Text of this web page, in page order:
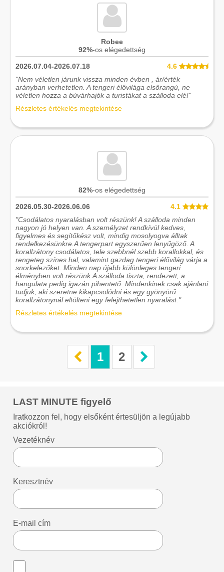
Robee
92%-os elégedettség
2026.07.04-2026.07.18
4.6
"Nem véletlen járunk vissza minden évben , ár/érték
arányban verhetetlen. A tengeri élővilága elsőrangú, ne
véletlen hozza a búvárhajók a turistákat a szálloda elé!"
Részletes értékelés megtekintése
82%-os elégedettség
2026.05.30-2026.06.06
4.1
"Csodálatos nyaralásban volt részünk! A szálloda minden
nagyon jó helyen van. A személyzet rendkívül kedves,
figyelmes és segítőkész volt, mindig mosolyogva álltak
rendelkezésünkre.A tengerpart egyszerűen lenyűgöző. A
korallzátony csodálatos, tele szebbnél szebb korallokkal, és
rengeteg színes hal, valamint gazdag tengeri élővilág várja a
snorkelezőket. Minden nap újabb különleges tengeri
élményben volt részünk.A szálloda tiszta, rendezett, a
hangulata pedig igazán pihentető. Mindenkinek csak ajánlani
tudjuk, aki szeretne kikapcsolódni és egy gyönyörű
korallzátonynál eltölteni egy felejthetetlen nyaralást."
Részletes értékelés megtekintése
1 2
LAST MINUTE figyelő
Iratkozzon fel, hogy elsőként értesüljön a legújabb
akciókról!
Vezetéknév
Keresztnév
E-mail cím